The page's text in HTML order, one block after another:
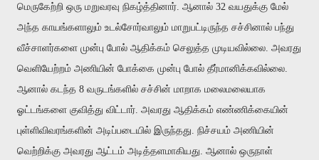
மெருகேற்றி ஒரு மறுவரவு நிகழ்த்தினார். ஆனால் 32 வயதுக்கு மேல்
அந்த காயங்களாலும் உடல்சோர்வாலும் மாறுபட்டிருந்த சச்சினால் பந்து
வீச்சாளர்களை முன்பு போல் ஆதிக்கம் செலுத்த முடியவில்லை. அவரது
வெளியேற்றம் அணியின் போக்கை முன்பு போல் தீர்மானிக்கவில்லை.
ஆனால் கடந்த 8 வருடங்களில் சச்சின் மாறாக மலைமலையாக
ஓட்டங்களை குவித்து விட்டார். அவரது ஆதிக்கம் எண்ணிக்கையின்
புள்ளிவிவரங்களின் அடிப்படையில் இருந்தது. நிச்சயம் அணியின்
வெற்றிக்கு அவரது ஆட்டம் அடித்தளமாகியது. ஆனால் ஒருநாள்